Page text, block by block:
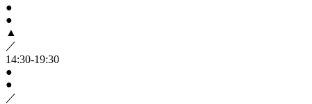
●
●
▲
／
14:30-19:30
●
●
／